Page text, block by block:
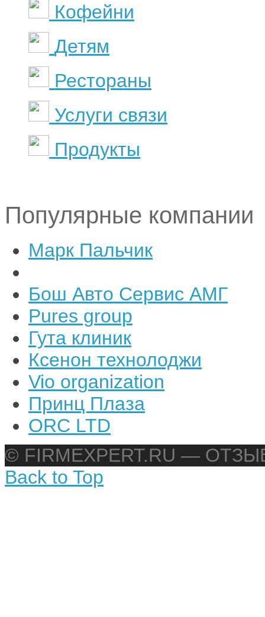
Кофейни
Детям
Рестораны
Услуги связи
Продукты
Популярные компании
Марк Пальчик
Бош Авто Сервис АМГ
Pures group
Гута клиник
Ксенон технолоджи
Vio organization
Принц Плаза
ORC LTD
© FIRMEXPERT.RU —
Back to Top